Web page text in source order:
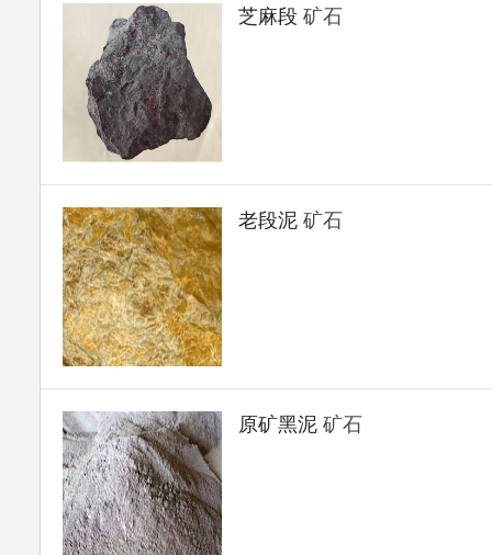
芝麻段 矿石
老段泥 矿石
原矿黑泥 矿石